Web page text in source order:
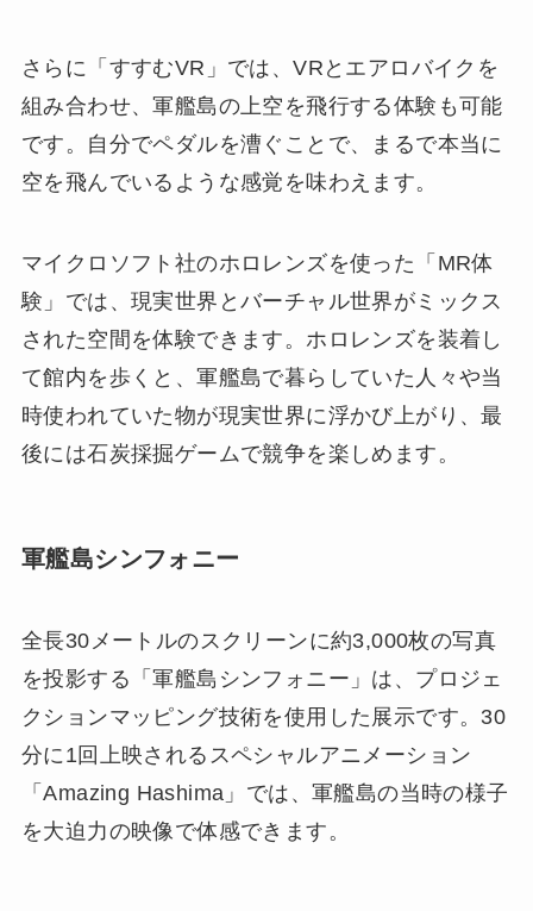
さらに「すすむVR」では、VRとエアロバイクを
組み合わせ、軍艦島の上空を飛行する体験も可能
です。自分でペダルを漕ぐことで、まるで本当に
空を飛んでいるような感覚を味わえます。
マイクロソフト社のホロレンズを使った「MR体
験」では、現実世界とバーチャル世界がミックス
された空間を体験できます。ホロレンズを装着し
て館内を歩くと、軍艦島で暮らしていた人々や当
時使われていた物が現実世界に浮かび上がり、最
後には石炭採掘ゲームで競争を楽しめます。
軍艦島シンフォニー
全長30メートルのスクリーンに約3,000枚の写真
を投影する「軍艦島シンフォニー」は、プロジェ
クションマッピング技術を使用した展示です。30
分に1回上映されるスペシャルアニメーション
「Amazing Hashima」では、軍艦島の当時の様子
を大迫力の映像で体感できます。